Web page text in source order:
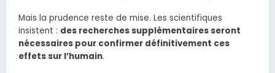
Mais la prudence reste de mise. Les scientifiques
insistent : des recherches supplémentaires seront
nécessaires pour confirmer définitivement ces
effets sur l’humain.